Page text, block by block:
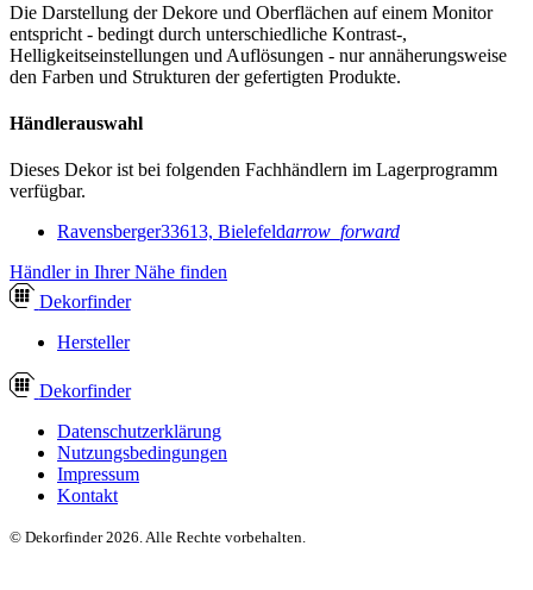
Die Darstellung der Dekore und Oberflächen auf einem Monitor
entspricht - bedingt durch unterschiedliche Kontrast-,
Helligkeitseinstellungen und Auflösungen - nur annäherungsweise
den Farben und Strukturen der gefertigten Produkte.
Händlerauswahl
Dieses Dekor ist bei folgenden Fachhändlern im Lagerprogramm
verfügbar.
Ravensberger33613, Bielefeldarrow_forward
Händler in Ihrer Nähe finden
Dekorfinder
Hersteller
Dekorfinder
Datenschutzerklärung
Nutzungsbedingungen
Impressum
Kontakt
© Dekorfinder 2026. Alle Rechte vorbehalten.